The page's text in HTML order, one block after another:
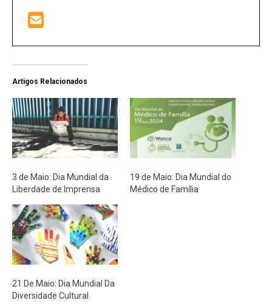
Artigos Relacionados
3 de Maio: Dia Mundial da
Liberdade de Imprensa
19 de Maio: Dia Mundial do
Médico de Família
21 De Maio: Dia Mundial Da
Diversidade Cultural